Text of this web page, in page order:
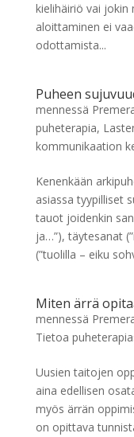
kielihäiriö vai jokin
aloittaminen ei
odottamista...
Puheen
mennessä
puheterapia,
kommunikaation
Kenenkään
asiassa tyypilliset
tauot joidenkin
ja…”), täytesanat
(”tuolilla – eiku
Miten ärrä
mennessä
Tietoa
Uusien taitojen
aina edellisen
myös ärrän
on opittava